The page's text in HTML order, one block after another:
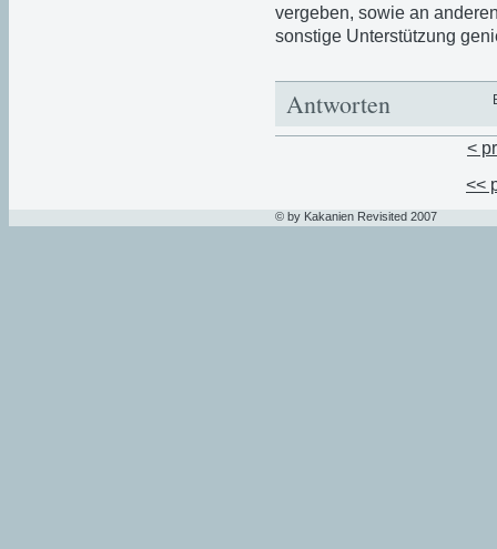
vergeben, sowie an
sonstige Unterstützung
Antworten
<
<<
© by Kakanien Revisited 2007